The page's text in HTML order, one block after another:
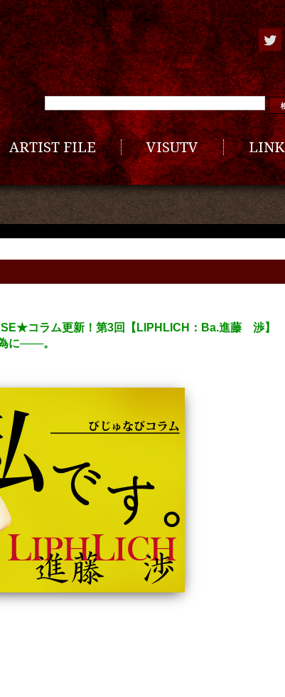
ARTIST FILE VISUTV LINK
コラム更新！第3回【LIPHLICH：Ba.進藤 渉】
に───。